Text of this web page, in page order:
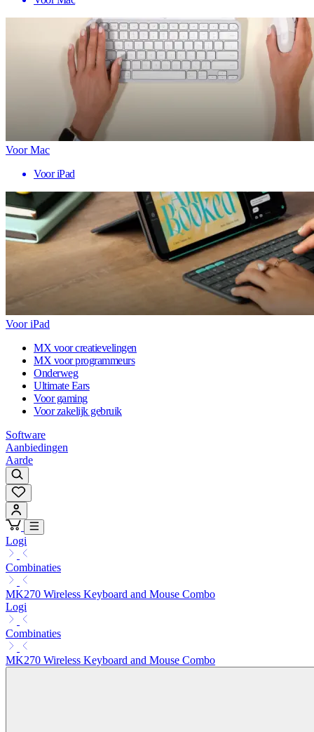
Voor Mac
Voor iPad
Voor iPad
MX voor creatievelingen
MX voor programmeurs
Onderweg
Ultimate Ears
Voor gaming
Voor zakelijk gebruik
Software
Aanbiedingen
Aarde
Logi
Combinaties
MK270 Wireless Keyboard and Mouse Combo
Logi
Combinaties
MK270 Wireless Keyboard and Mouse Combo